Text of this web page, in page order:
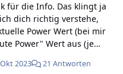
dich richtig verstehe,
Power Wert (bei mir
Power" Wert aus (je
ich als als 0 Wert
2023 21 Antworten